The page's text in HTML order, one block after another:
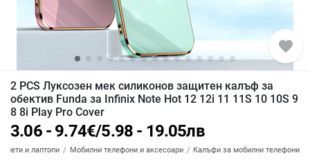
favorite
2 PCS Луксозен мек силиконов защитен калъф за
обектив Funda за Infinix Note Hot 12 12i 11 11S 10 10S 9
8 8i Play Pro Cover
3.06 - 9.74€/5.98 - 19.05лв
и лаптопи Мобилни телефони и аксесоари Калъфи за мобилни телефони